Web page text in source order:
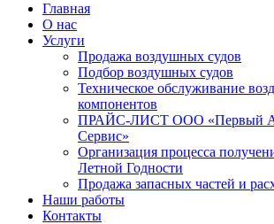
Главная
О нас
Услуги
Продажа воздушных судов
Подбор воздушных судов
Техническое обслуживание
компонентов
ПРАЙС-ЛИСТ ООО «Первый
Сервис»
Организация процесса
Летной Годности
Продажа запасных частей и
Наши работы
Контакты